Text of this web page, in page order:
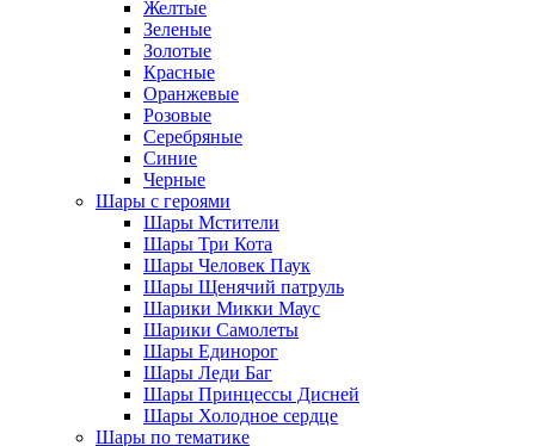
Желтые
Зеленые
Золотые
Красные
Оранжевые
Розовые
Серебряные
Синие
Черные
Шары с героями
Шары Мстители
Шары Три Кота
Шары Человек Паук
Шары Щенячий патруль
Шарики Микки Маус
Шарики Самолеты
Шары Единорог
Шары Леди Баг
Шары Принцессы Дисней
Шары Холодное сердце
Шары по тематике